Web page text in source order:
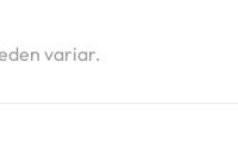
variar.